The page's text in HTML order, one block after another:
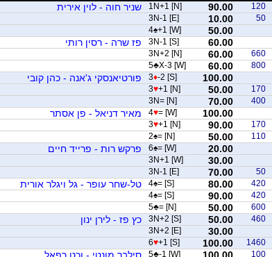
120
90.00
1N+1 [N] שניר חוה - לוין אירית
50
10.00
3N-1 [E]
50.00
4♠+1 [W]
60.00
3N-1 [S] פז שרה - רסין רותי
660
60.00
3N+2 [N]
800
60.00
5♣X-3 [W]
100.00
3♦-2 [S] פורטיאנסקי ג'אנה - כהן קובי
170
50.00
3♥+1 [N]
400
70.00
3N= [N]
100.00
4♥= [W] מאיר דניאל - פן אסתר
170
90.00
3♥+1 [N]
110
50.00
2♠= [N]
20.00
6♠= [W] פרקש רות - פרייד חיים
30.00
3N+1 [W]
50
70.00
3N-1 [E]
420
80.00
4♠= [S] טל-שחר עופר - גל ויגלר אורית
420
90.00
4♠= [S]
600
50.00
5♣= [N]
460
50.00
3N+2 [S] כץ פז - לירן ינון
30.00
3N+2 [E]
1460
100.00
6♥+1 [S]
100
100.00
5♣-1 [W] סילבר מונטי - וכט רפאל